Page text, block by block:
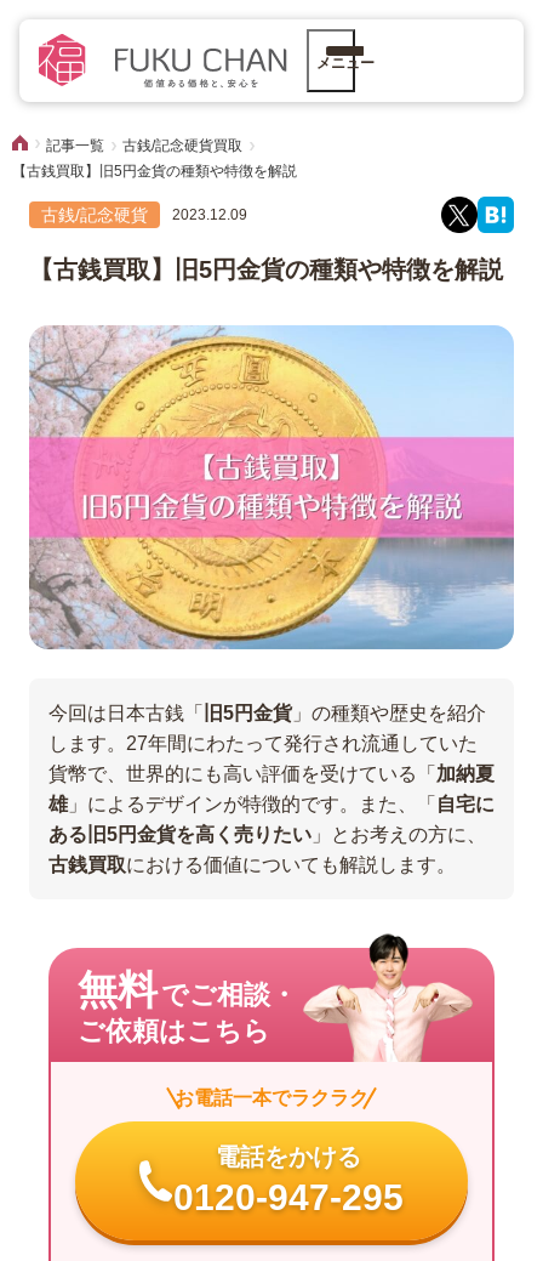
メニュー
記事一覧
古銭/記念硬貨買取
【古銭買取】旧5円金貨の種類や特徴を解説
古銭/記念硬貨 2023.12.09
【古銭買取】旧5円金貨の種類や特徴を解説
今回は日本古銭「 旧5円金貨」の種類や歴史を紹介
します。27年間にわたって発行され流通していた
貨幣で、世界的にも高い評価を受けている「 加納夏
雄」によるデザインが特徴的です。また、「 自宅に
ある旧5円金貨を高く売りたい 」とお考えの方に、
古銭買取における価値についても解説します。
無料でご相談・
ご依頼はこちら
お電話一本でラクラク
電話をかける
0120-947-295